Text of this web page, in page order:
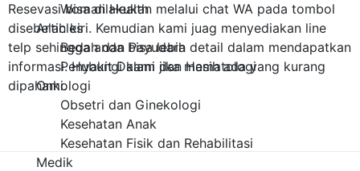
Woman Health
Articles
Bedah dan Payudara
Penyakit Dalam dan Hematologi
Onkologi
Obsetri dan Ginekologi
Kesehatan Anak
Kesehatan Fisik dan Rehabilitasi
Medik
Resevasi bisa dilakukan melalui chat WA pada tombol
disebelah kiri. Kemudian kami juag menyediakan line
telp sehingga anda bisa lebih detail dalam mendapatkan
informasi. Hubungi kami jika masih ada yang kurang
dipahami.